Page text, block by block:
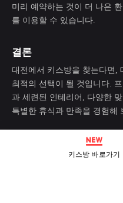
미리 예약하는 것이 더 나은
를 이용할 수 있습니다.
결론
대전에서 키스방을 찾는다면,
최적의 선택이 될 것입니다.
과 세련된 인테리어, 다양한
특별한 휴식과 만족을 경험해
키스방 바로가기